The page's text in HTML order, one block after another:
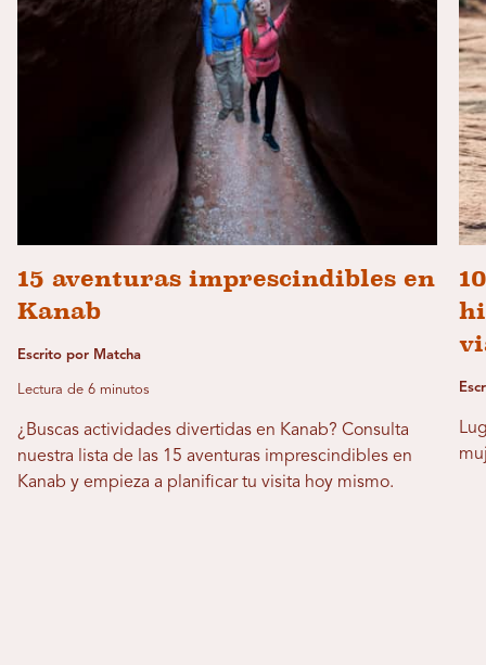
15 aventuras imprescindibles en
Kanab
Escrito por Matcha
Lectura de 6 minutos
¿Buscas actividades divertidas en Kanab? Consulta
nuestra lista de las 15 aventuras imprescindibles en
Kanab y empieza a planificar tu visita hoy mismo.